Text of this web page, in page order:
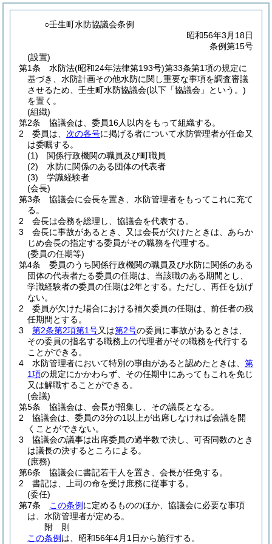
○壬生町水防協議会条例
昭和56年3月18日
条例第15号
(設置)
第1条
水防法(昭和24年法律第193号)第33条第1項の規定に
基づき、水防計画その他水防に関し重要な事項を調査審議
させるため、壬生町水防協議会(以下「協議会」という。)
を置く。
(組織)
第2条
協議会は、委員16人以内をもって組織する。
2
委員は、 次の各号に掲げる者について水防管理者が任命又
は委嘱する。
(1)
関係行政機関の職員及び町職員
(2)
水防に関係のある団体の代表者
(3)
学識経験者
(会長)
第3条
協議会に会長を置き、水防管理者をもってこれに充て
る。
2
会長は会務を総理し、協議会を代表する。
3
会長に事故があるとき、又は会長が欠けたときは、あらか
じめ会長の指定する委員がその職務を代理する。
(委員の任期等)
第4条
委員のうち関係行政機関の職員及び水防に関係のある
団体の代表者たる委員の任期は、当該職のある期間とし、
学識経験者の委員の任期は2年とする。 ただし、再任を妨げ
ない。
2
委員が欠けた場合における補欠委員の任期は、前任者の残
任期間とする。
3
第2条第2項第1号又は第2号の委員に事故があるときは、
その委員の指名する職務上の代理者がその職務を代行する
ことができる。
4
水防管理者において特別の事由があると認めたときは、 第
1項の規定にかかわらず、その任期中にあってもこれを免じ
又は解職することができる。
(会議)
第5条
協議会は、会長が招集し、その議長となる。
2
協議会は、委員の3分の1以上が出席しなければ会議を開
くことができない。
3
協議会の議事は出席委員の過半数で決し、可否同数のとき
は議長の決するところによる。
(庶務)
第6条
協議会に書記若干人を置き、会長が任免する。
2
書記は、上司の命を受け庶務に従事する。
(委任)
第7条
この条例 に定めるもののほか、協議会に必要な事項
は、水防管理者が定める。
附 則
この条例 は、昭和56年4月1日から施行する。